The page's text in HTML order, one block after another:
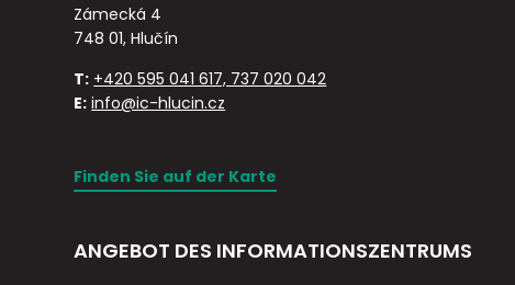
Zámecká 4
748 01, Hlučín
T: +420 595 041 617, 737 020 042
E: info@ic-hlucin.cz
Finden Sie auf der Karte
ANGEBOT DES INFORMATIONSZENTRUMS